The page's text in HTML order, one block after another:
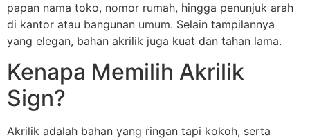
papan nama toko, nomor rumah, hingga penunjuk arah
di kantor atau bangunan umum. Selain tampilannya
yang elegan, bahan akrilik juga kuat dan tahan lama.
Kenapa Memilih Akrilik
Sign?
Akrilik adalah bahan yang ringan tapi kokoh, serta